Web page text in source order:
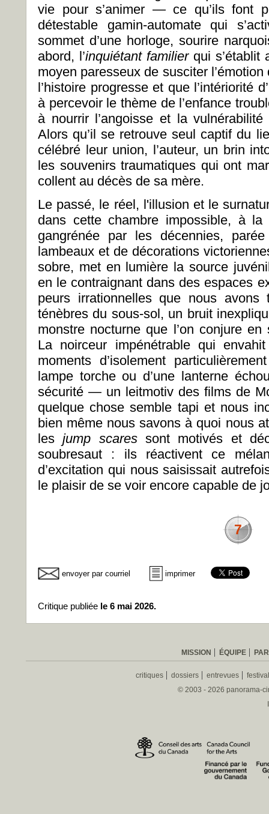
vie pour s’animer — ce qu’ils font
détestable gamin-automate qui
sommet d’une horloge, sourire
abord, l’inquiétant familier qui s’établit
moyen paresseux de susciter
l’histoire progresse et que l’intériorité
à percevoir le thème de l’enfance
à nourrir l’angoisse et la
Alors qu’il se retrouve seul captif du
célébré leur union, l’auteur, un brin
les souvenirs traumatiques qui ont
collent au décès de sa mère.
Le passé, le réel, l'illusion et le
dans cette chambre impossible, à
gangrénée par les décennies,
lambeaux et de décorations
sobre, met en lumière la source
en le contraignant dans des espaces
peurs irrationnelles que nous avons
ténèbres du sous-sol, un bruit
monstre nocturne que l’on conjure en
La noirceur impénétrable qui
moments d’isolement
lampe torche ou d’une lanterne
sécurité — un leitmotiv des films de
quelque chose semble tapi et nous
bien même nous savons à quoi nous
lesjump scaressont motivés et
soubresaut : ils réactivent ce
d’excitation qui nous saisissait
le plaisir de se voir encore capable de
7
envoyer par courriel imprimer
Critique publiée le 6 mai 2026.
MISSION ÉQUIPE
critiques dossiers entrevues
© 2003 - 2026 panorama-